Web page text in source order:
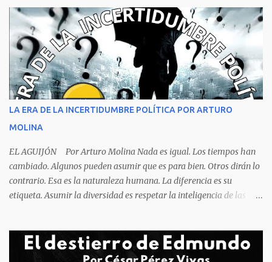
criminalística para determinar que no se trata de una muerte por
asfixia, ya que la reacción de una persona que está perdiendo la
respiración es levantarse y manotear, para desplomarse en el suelo
cogiendo todo lo que consigue a su lado. La foto habla por si
sola, la mesa ordenada, los platos terminados o tapados, todo en
orden y el campeón mundial sentado apacible y sin presentar su
rostro rasgos de asfixia mecánica, que se reflejan en un color
recuento de lo sucedido antes de este día fatídico. ...
LA ERA DE LA INCERTIDUMBRE POLÍTICA POR ARTURO
MOLINA
EL AGUIJÓN Por Arturo Molina Nada es igual. Los tiempos han
cambiado. Algunos pueden asumir que es para bien. Otros dirán lo
contrario. Esa es la naturaleza humana. La diferencia es su
etiqueta. Asumir la diversidad es respetar la inteligencia de las
obliga a los líderes, a crear de forma urgente, estrategias
responsables para restituir la confianza de los ciudadanos hacia